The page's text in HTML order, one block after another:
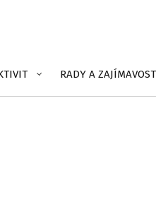
RADY A